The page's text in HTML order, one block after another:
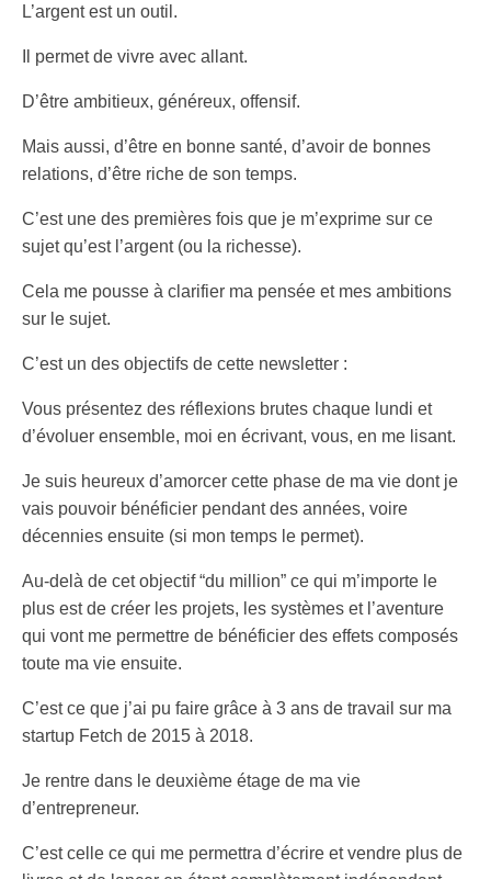
L’argent est un outil.
Il permet de vivre avec allant.
D’être ambitieux, généreux, offensif.
Mais aussi, d’être en bonne santé, d’avoir de bonnes
relations, d’être riche de son temps.
C’est une des premières fois que je m’exprime sur ce
sujet qu’est l’argent (ou la richesse).
Cela me pousse à clarifier ma pensée et mes ambitions
sur le sujet.
C’est un des objectifs de cette newsletter :
Vous présentez des réflexions brutes chaque lundi et
d’évoluer ensemble, moi en écrivant, vous, en me lisant.
Je suis heureux d’amorcer cette phase de ma vie dont je
vais pouvoir bénéficier pendant des années, voire
décennies ensuite (si mon temps le permet).
Au-delà de cet objectif “du million” ce qui m’importe le
plus est de créer les projets, les systèmes et l’aventure
qui vont me permettre de bénéficier des effets composés
toute ma vie ensuite.
C’est ce que j’ai pu faire grâce à 3 ans de travail sur ma
startup Fetch de 2015 à 2018.
Je rentre dans le deuxième étage de ma vie
d’entrepreneur.
C’est celle ce qui me permettra d’écrire et vendre plus de